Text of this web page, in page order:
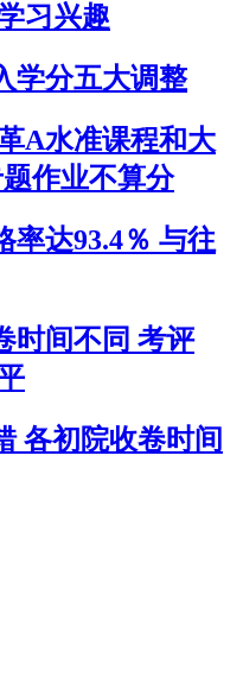
习兴趣
学分五大调整
A水准课程和大
作业不算分
率达93.4％ 与往
时间不同 考评
各初院收卷时间